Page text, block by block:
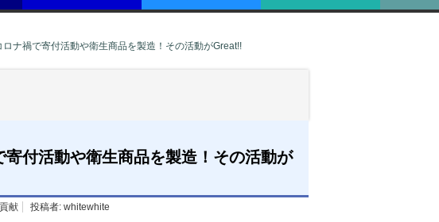
ナ禍で寄付活動や衛生商品を製造！その活動がGreat!!
付活動や衛生商品を製造！その活動が
献 投稿者: whitewhite